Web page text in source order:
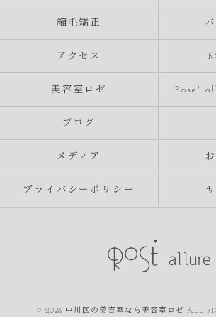
縮毛矯正
アクセス
美容室ロゼ Rose'
ブログ
メディア
プライバシーポリシー
© 2026 中川区の美容室なら美容室ロゼ ALL